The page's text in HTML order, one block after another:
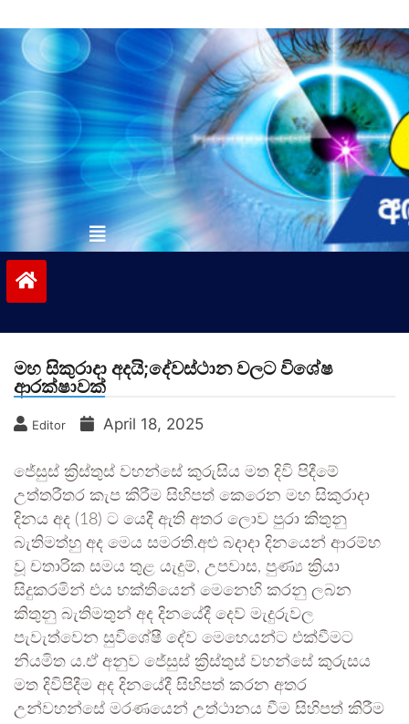
to
contentvinivida.lk
මහ සිකුරාදා අදයි;දේවස්ථාන වලට විශේෂ
ආරක්ෂාවක්
Editor April 18, 2025
ජේසුස් ක්‍රිස්තුස් වහන්සේ කුරුසිය මත දිවි පිදීමේ
උත්තරීතර කැප කිරීම සිහිපත් කෙරෙන මහ සිකුරාදා
දිනය අද (18) ට යෙදී ඇති අතර ලොව පුරා කිතුනු
බැතිමත්හු අද මෙය සමරති.අළු බදාදා දිනයෙන් ආරම්භ
වූ චතාරික සමය තුළ යැදුම්, උපවාස, පුණ්‍ය ක්‍රියා
සිදුකරමින් එය භක්තියෙන් මෙනෙහි කරනු ලබන
කිතුනු බැතිමතුන් අද දිනයේදී දෙව් මැදුරුවල
පැවැත්වෙන සුවිශේෂී දේව මෙහෙයන්ට එක්වීමට
නියමිත ය.ඒ අනුව ජේසුස් ක්‍රිස්තුස් වහන්සේ කුරුසය
මත දිවිපිදීම අද දිනයේදී සිහිපත් කරන අතර
උන්වහන්සේ මරණයෙන් උත්ථානය වීම සිහිපත් කිරීම